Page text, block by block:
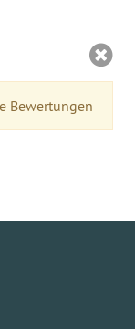
Bewertungen